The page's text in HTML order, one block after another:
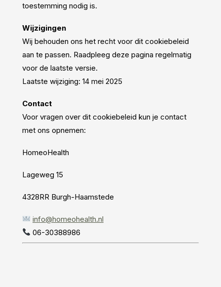
toestemming nodig is.
Wijzigingen
Wij behouden ons het recht voor dit cookiebeleid
aan te passen. Raadpleeg deze pagina regelmatig
voor de laatste versie.
Laatste wijziging: 14 mei 2025
Contact
Voor vragen over dit cookiebeleid kun je contact
met ons opnemen:
HomeoHealth
Lageweg 15
4328RR Burgh-Haamstede
info@homeohealth.nl
06-30388986